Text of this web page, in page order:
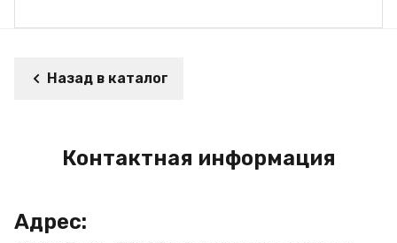
Назад в каталог
Контактная информация
Адрес: